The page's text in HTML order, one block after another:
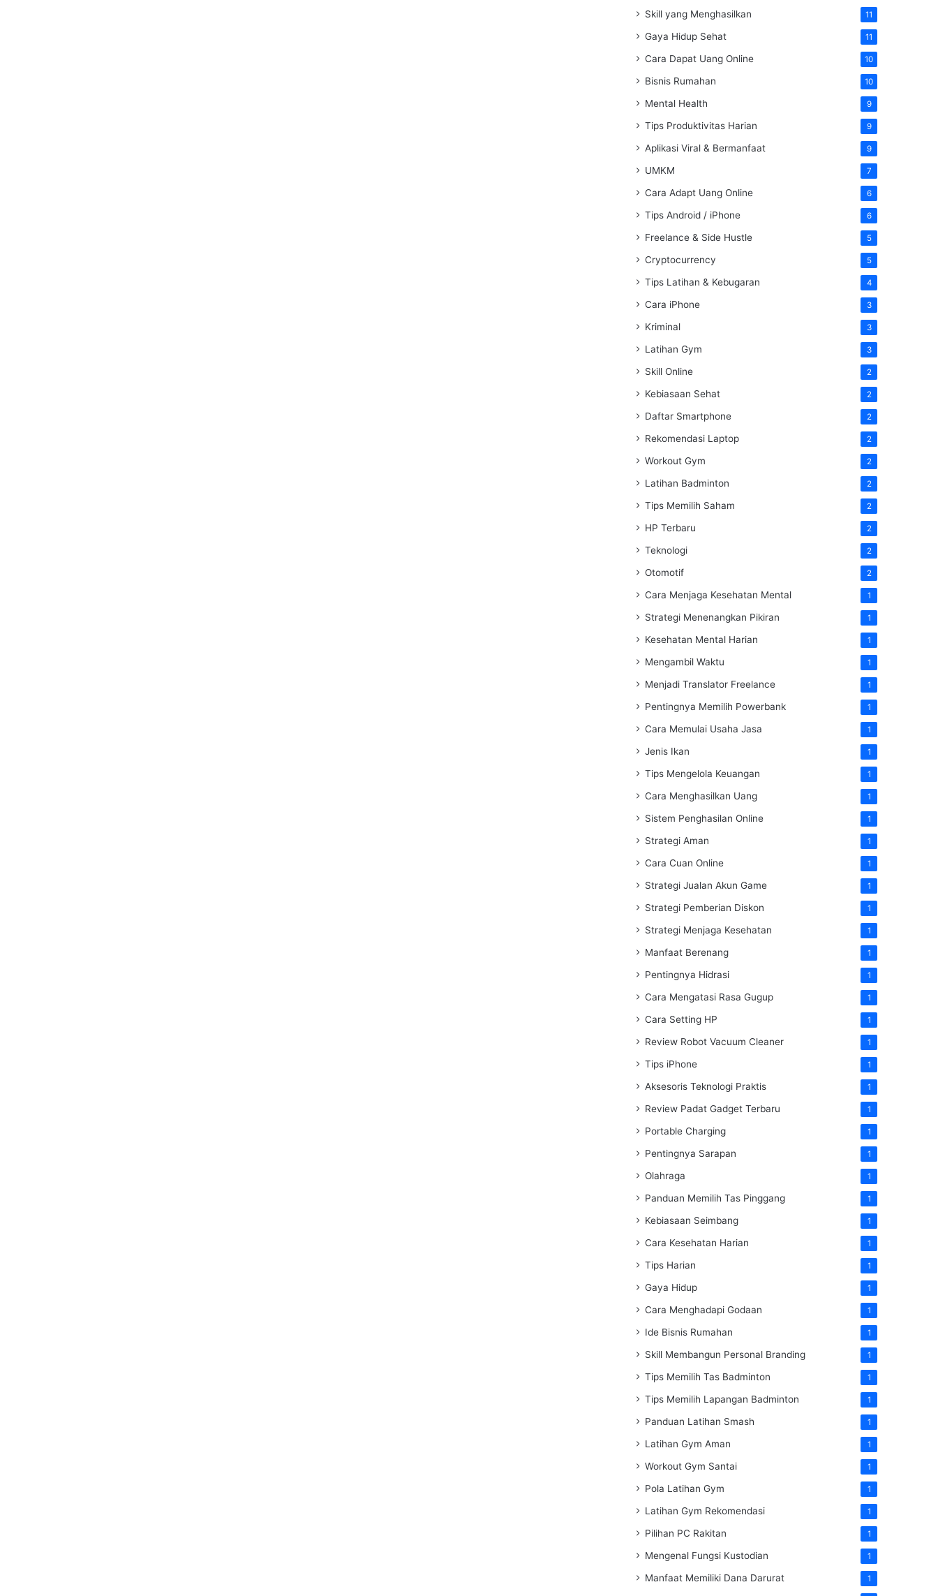
Skill yang Menghasilkan 11
Gaya Hidup Sehat 11
Cara Dapat Uang Online 10
Bisnis Rumahan 10
Mental Health 9
Tips Produktivitas Harian 9
Aplikasi Viral & Bermanfaat 9
UMKM 7
Cara Adapt Uang Online 6
Tips Android / iPhone 6
Freelance & Side Hustle 5
Cryptocurrency 5
Tips Latihan & Kebugaran 4
Cara iPhone 3
Kriminal 3
Latihan Gym 3
Skill Online 2
Kebiasaan Sehat 2
Daftar Smartphone 2
Rekomendasi Laptop 2
Workout Gym 2
Latihan Badminton 2
Tips Memilih Saham 2
HP Terbaru 2
Teknologi 2
Otomotif 2
Cara Menjaga Kesehatan Mental 1
Strategi Menenangkan Pikiran 1
Kesehatan Mental Harian 1
Mengambil Waktu 1
Menjadi Translator Freelance 1
Pentingnya Memilih Powerbank 1
Cara Memulai Usaha Jasa 1
Jenis Ikan 1
Tips Mengelola Keuangan 1
Cara Menghasilkan Uang 1
Sistem Penghasilan Online 1
Strategi Aman 1
Cara Cuan Online 1
Strategi Jualan Akun Game 1
Strategi Pemberian Diskon 1
Strategi Menjaga Kesehatan 1
Manfaat Berenang 1
Pentingnya Hidrasi 1
Cara Mengatasi Rasa Gugup 1
Cara Setting HP 1
Review Robot Vacuum Cleaner 1
Tips iPhone 1
Aksesoris Teknologi Praktis 1
Review Padat Gadget Terbaru 1
Portable Charging 1
Pentingnya Sarapan 1
Olahraga 1
Panduan Memilih Tas Pinggang 1
Kebiasaan Seimbang 1
Cara Kesehatan Harian 1
Tips Harian 1
Gaya Hidup 1
Cara Menghadapi Godaan 1
Ide Bisnis Rumahan 1
Skill Membangun Personal Branding 1
Tips Memilih Tas Badminton 1
Tips Memilih Lapangan Badminton 1
Panduan Latihan Smash 1
Latihan Gym Aman 1
Workout Gym Santai 1
Pola Latihan Gym 1
Latihan Gym Rekomendasi 1
Pilihan PC Rakitan 1
Mengenal Fungsi Kustodian 1
Manfaat Memiliki Dana Darurat 1